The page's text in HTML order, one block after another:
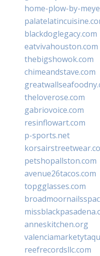
home-plow-by-
blackdoglegacy.com
eatvivahouston.com
thebigshowok.com
chimeandstave.com
theloverose.com
gabriovoice.com
resinflowart.com
p-sports.net
petshopallston.com
avenue26tacos.com
topgglasses.com
anneskitchen.org
reefrecordsllc.com